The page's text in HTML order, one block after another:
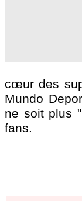
cœur des
Mundo
ne soit plus
fans.